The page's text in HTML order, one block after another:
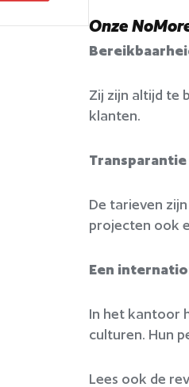
Onze
Zij zijn altijd te
klanten.
Transparantie
De tarieven
projecten ook
Een
In het kantoor
culturen. Hun
Lees ook de